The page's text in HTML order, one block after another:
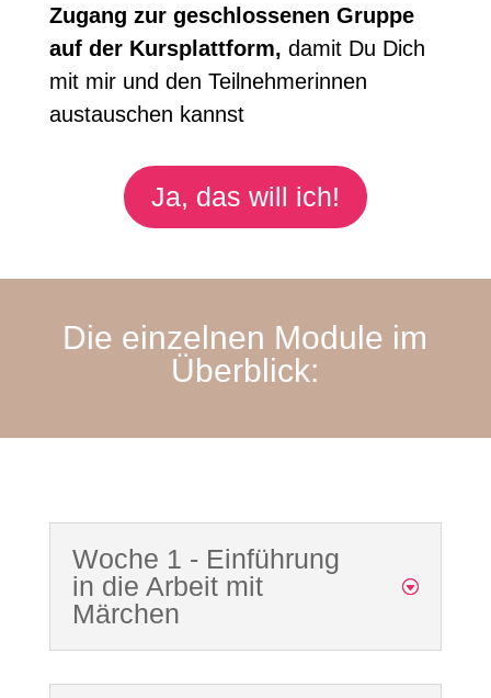
Zugang zur geschlossenen Gruppe
auf der Kursplattform, damit Du Dich
mit mir und den Teilnehmerinnen
austauschen kannst
Ja, das will ich!
Die einzelnen Module im
Überblick:
Woche 1 - Einführung
in die Arbeit mit
Märchen